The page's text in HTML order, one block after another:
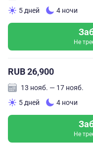
5 дней
4 ночи
Не
RUB 26,900
13 нояб. — 17 нояб.
5 дней
4 ночи
Не